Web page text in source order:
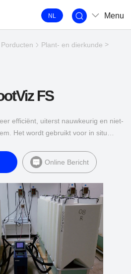
NL Menu
Porducten Plant- en dierkunde >
FS
efficiënt, uiterst nauwkeurig en niet-
Het wordt gebruikt voor in situ
van wortels maken.
Online Bericht